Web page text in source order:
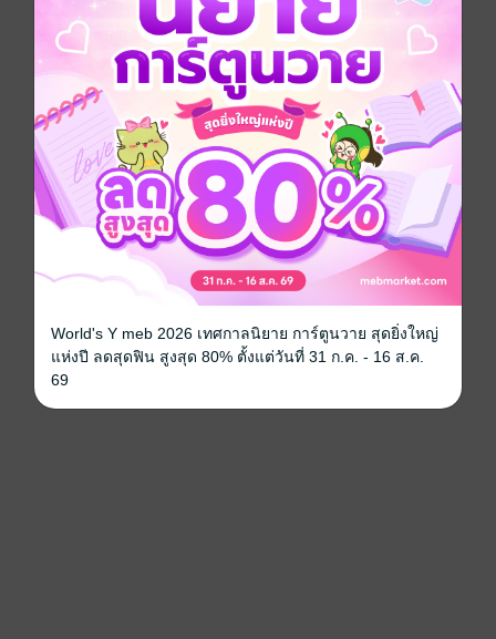
ล็อกอินเข้าระบบ
World's Y meb 2026 เทศกาลนิยาย การ์ตูนวาย สุดยิ่งใหญ่
แห่งปี ลดสุดฟิน สูงสุด 80% ตั้งแต่วันที่ 31 ก.ค. - 16 ส.ค.
69